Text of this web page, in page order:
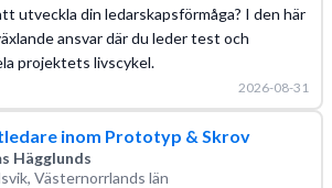
utveckla din ledarskapsförmåga? I den här
ansvar där du leder test och
projektets livscykel.
2026-08-31
inom Prototyp & Skrov
Hägglunds
Västernorrlands län